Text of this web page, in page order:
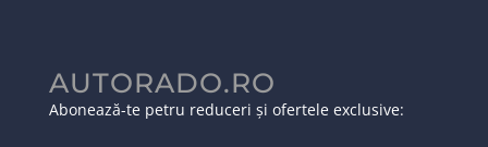
AUTORADO.RO
Abonează-te petru reduceri și ofertele exclusive: